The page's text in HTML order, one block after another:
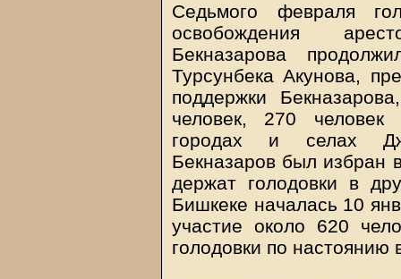
Седьмого февраля
освобождения
Бекназарова
Турсунбека Акунова,
поддержки
человек, 270 человек
городах и селах
Бекназаров был избран
держат голодовки в
Бишкеке началась 10
участие около 620
голодовки по настоянию